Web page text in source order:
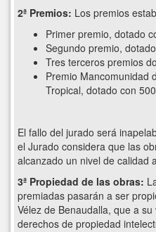
2ª Premios: Los premios
Primer premio, dotado
Segundo premio,
Tres terceros premios
Premio Mancomunidad
Tropical, dotado con
El fallo del jurado será
el Jurado considera que las
alcanzado un nivel de calidad
3ª Propiedad de las obras:
premiadas pasarán a ser
Vélez de Benaudalla, que a
derechos de propiedad